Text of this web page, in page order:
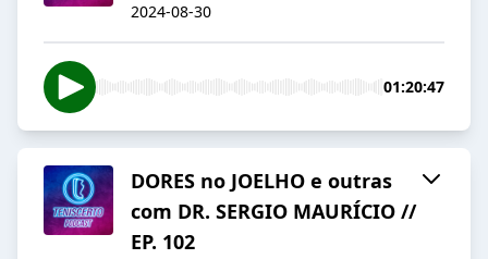
2024-08-30
01:20:47
DORES no JOELHO e outras
com DR. SERGIO MAURÍCIO //
EP. 102